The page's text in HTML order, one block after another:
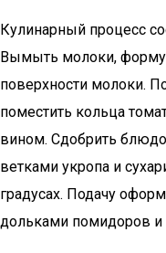
Кулинарный процесс
Вымыть молоки, форму
поверхности молоки.
поместить кольца
вином. Сдобрить
ветками укропа и
градусах. Подачу
дольками помидоров и